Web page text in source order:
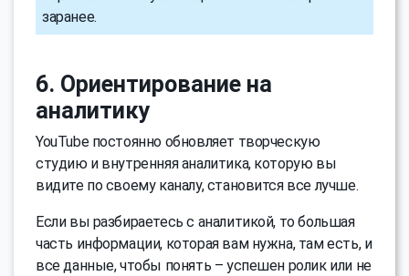
заранее.
6. Ориентирование на
аналитику
YouTube постоянно обновляет творческую
студию и внутренняя аналитика, которую вы
видите по своему каналу, становится все лучше.
Если вы разбираетесь с аналитикой, то большая
часть информации, которая вам нужна, там есть, и
все данные, чтобы понять – успешен ролик или не